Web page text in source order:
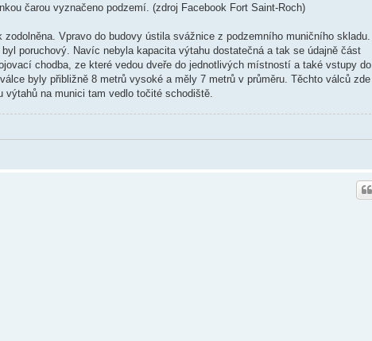
čarou vyznačeno podzemí. (zdroj Facebook Fort Saint-Roch)
Vpravo do budovy ústila svážnice z podzemního muničního skladu.
poruchový. Navíc nebyla kapacita výtahu dostatečná a tak se údajně část
chodba, ze které vedou dveře do jednotlivých místností a také vstupy do
byly přibližně 8 metrů vysoké a měly 7 metrů v průměru. Těchto válců zde
na munici tam vedlo točité schodiště.